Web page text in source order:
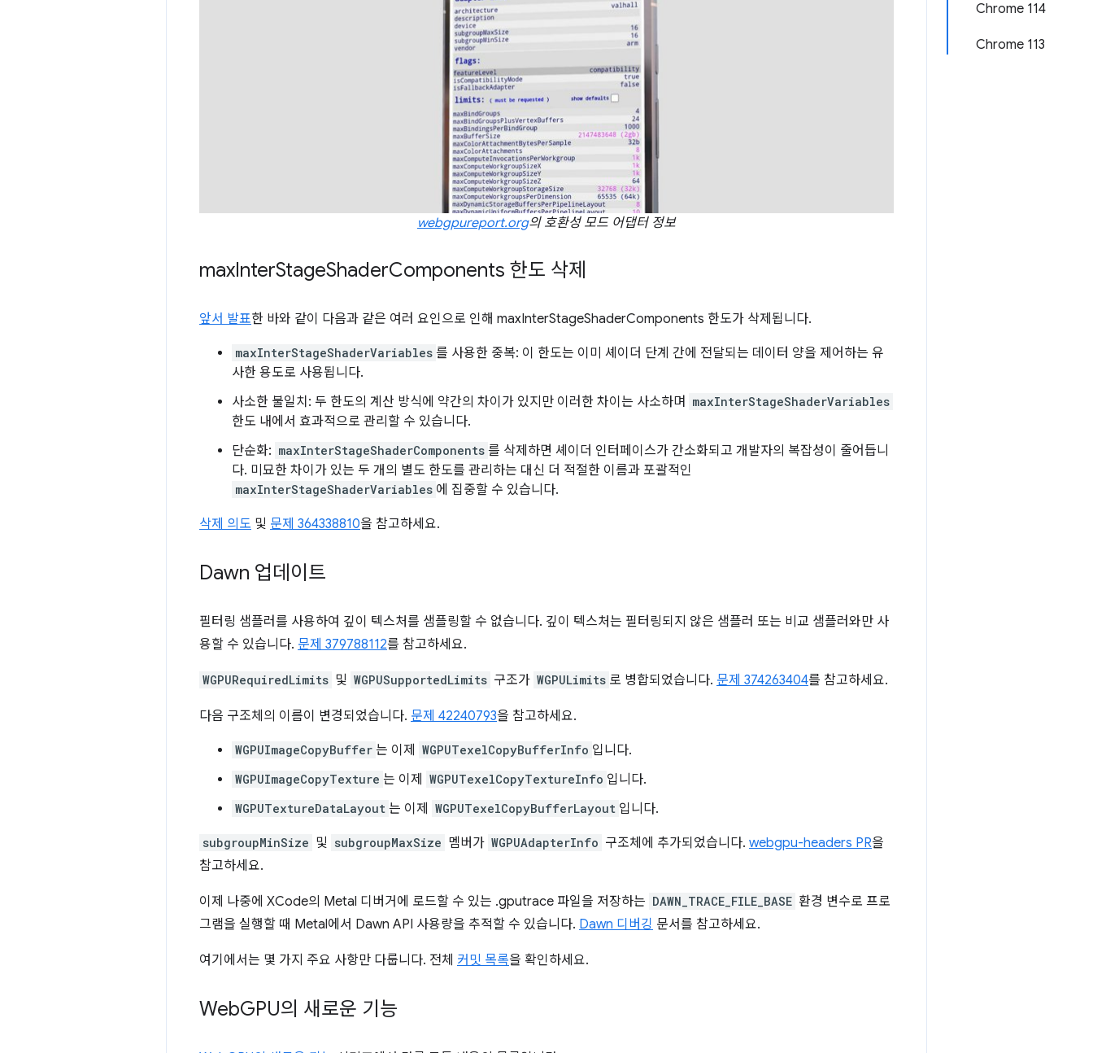
Chrome 114
Chrome 113
webgpureport.org의 호환성 모드 어댑터 정보
maxInterStageShaderComponents 한도 삭제
앞서 발표한 바와 같이 다음과 같은 여러 요인으로 인해 maxInterStageShaderComponents 한도가 삭제됩니다.
maxInterStageShaderVariables 를 사용한 중복: 이 한도는 이미 셰이더 단계 간에 전달되는 데이터 양을 제어하는 유
사한 용도로 사용됩니다.
사소한 불일치: 두 한도의 계산 방식에 약간의 차이가 있지만 이러한 차이는 사소하며
maxInterStageShaderVariables
한도 내에서 효과적으로 관리할 수 있습니다.
단순화: maxInterStageShaderComponents 를 삭제하면 셰이더 인터페이스가 간소화되고 개발자의 복잡성이 줄어듭니
다. 미묘한 차이가 있는 두 개의 별도 한도를 관리하는 대신 더 적절한 이름과 포괄적인
maxInterStageShaderVariables 에 집중할 수 있습니다.
삭제 의도 및 문제 364338810을 참고하세요.
Dawn 업데이트
필터링 샘플러를 사용하여 깊이 텍스처를 샘플링할 수 없습니다. 깊이 텍스처는 필터링되지 않은 샘플러 또는 비교 샘플러와만 사
용할 수 있습니다. 문제 379788112를 참고하세요.
WGPURequiredLimits 및 WGPUSupportedLimits 구조가 WGPULimits 로 병합되었습니다. 문제 374263404를 참고하세요.
다음 구조체의 이름이 변경되었습니다. 문제 42240793을 참고하세요.
WGPUImageCopyBuffer 는 이제 WGPUTexelCopyBufferInfo 입니다.
WGPUImageCopyTexture 는 이제 WGPUTexelCopyTextureInfo 입니다.
WGPUTextureDataLayout 는 이제 WGPUTexelCopyBufferLayout 입니다.
subgroupMinSize 및 subgroupMaxSize 멤버가 WGPUAdapterInfo 구조체에 추가되었습니다. webgpu-headers PR을
참고하세요.
이제 나중에 XCode의 Metal 디버거에 로드할 수 있는 .gputrace 파일을 저장하는 DAWN_TRACE_FILE_BASE 환경 변수로 프로
그램을 실행할 때 Metal에서 Dawn API 사용량을 추적할 수 있습니다. Dawn 디버깅 문서를 참고하세요.
여기에서는 몇 가지 주요 사항만 다룹니다. 전체 커밋 목록을 확인하세요.
WebGPU의 새로운 기능